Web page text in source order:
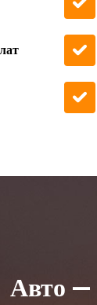
Авто —